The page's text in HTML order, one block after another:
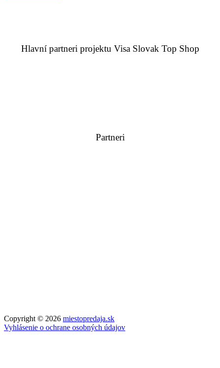
Hlavní partneri projektu Visa Slovak Top Shop
Partneri
Copyright © 2026 miestopredaja.sk
Vyhlásenie o ochrane osobných údajov